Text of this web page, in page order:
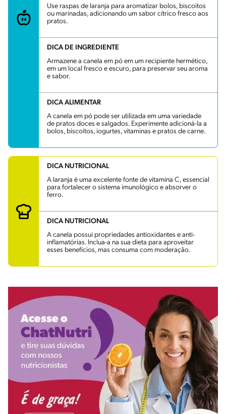
Use raspas de laranja para aromatizar bolos, biscoitos
ou marinadas, adicionando um sabor cítrico fresco aos
pratos.
DICA DE INGREDIENTE
Armazene a canela em pó em um recipiente hermético,
em um local fresco e escuro, para preservar seu aroma
e sabor.
DICA ALIMENTAR
A canela em pó pode ser utilizada em uma variedade
de pratos doces e salgados. Experimente adicioná-la a
bolos, biscoitos, iogurtes, vitaminas e pratos de carne.
DICA NUTRICIONAL
A laranja é uma excelente fonte de vitamina C, essencial
para fortalecer o sistema imunológico e absorver o
ferro.
DICA NUTRICIONAL
A canela possui propriedades antioxidantes e anti-
inflamatórias. Inclua-a na sua dieta para aproveitar
esses benefícios, mas consuma com moderação.